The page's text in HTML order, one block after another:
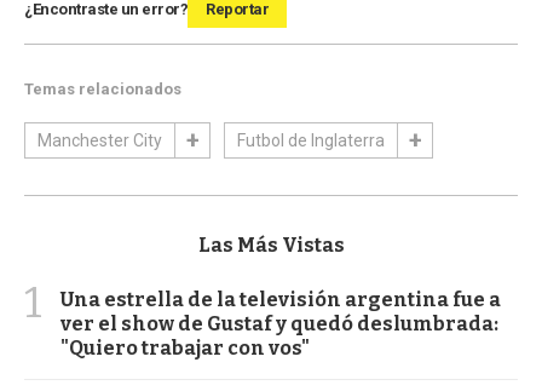
¿Encontraste un error? Reportar
Temas relacionados
Manchester City Futbol de Inglaterra
Las Más Vistas
1
Una estrella de la televisión argentina fue a
ver el show de Gustaf y quedó deslumbrada:
"Quiero trabajar con vos"